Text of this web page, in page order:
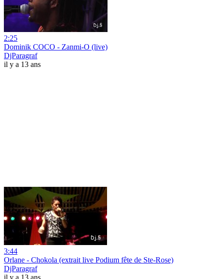
2:25
Dominik COCO - Zanmi-O (live)
DjParagraf
il y a 13 ans
3:44
Orlane - Chokola (extrait live Podium fête de Ste-Rose)
DjParagraf